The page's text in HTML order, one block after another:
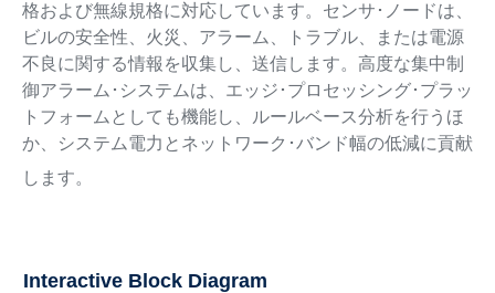
格および無線規格に対応しています。センサ･ノードは、
ビルの安全性、火災、アラーム、トラブル、または電源
不良に関する情報を収集し、送信します。高度な集中制
御アラーム･システムは、エッジ･プロセッシング･プラッ
トフォームとしても機能し、ルールベース分析を行うほ
か、システム電力とネットワーク･バンド幅の低減に貢献
します。
Interactive Block Diagram